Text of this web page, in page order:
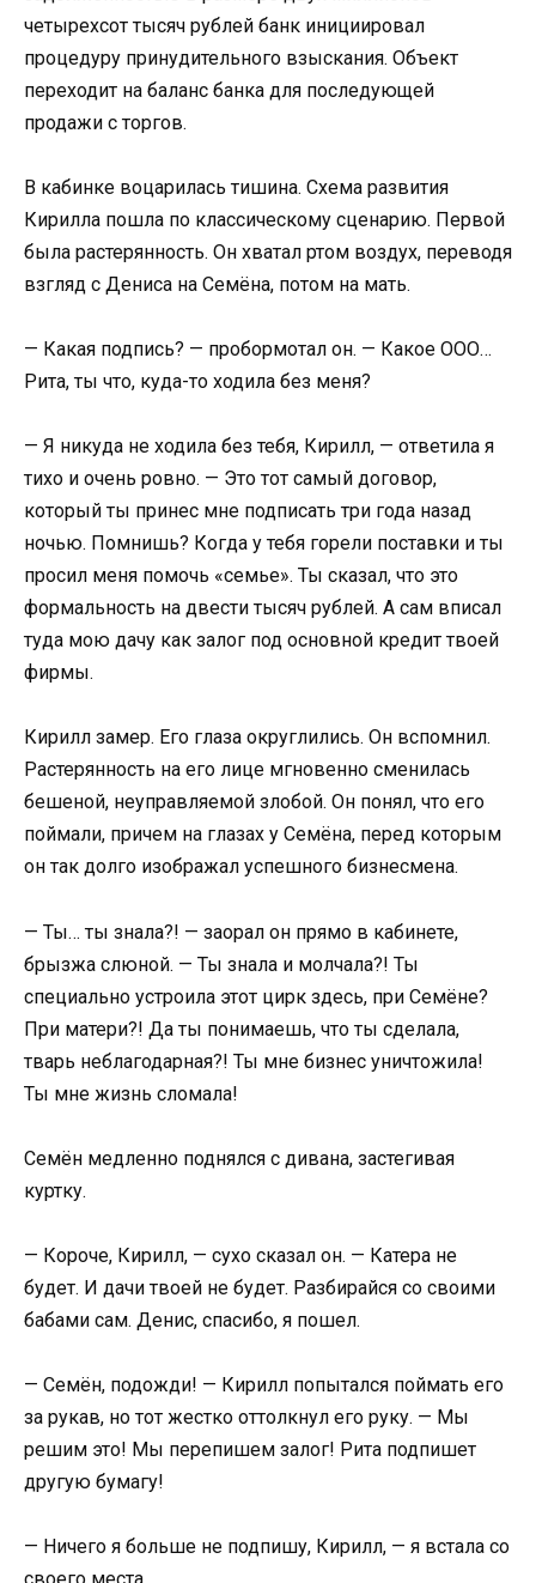
четырехсот тысяч рублей банк инициировал
процедуру принудительного взыскания. Объект
переходит на баланс банка для последующей
продажи с торгов.
В кабинке воцарилась тишина. Схема развития
Кирилла пошла по классическому сценарию. Первой
была растерянность. Он хватал ртом воздух, переводя
взгляд с Дениса на Семёна, потом на мать.
— Какая подпись? — пробормотал он. — Какое ООО…
Рита, ты что, куда-то ходила без меня?
— Я никуда не ходила без тебя, Кирилл, — ответила я
тихо и очень ровно. — Это тот самый договор,
который ты принес мне подписать три года назад
ночью. Помнишь? Когда у тебя горели поставки и ты
просил меня помочь «семье». Ты сказал, что это
формальность на двести тысяч рублей. А сам вписал
туда мою дачу как залог под основной кредит твоей
фирмы.
Кирилл замер. Его глаза округлились. Он вспомнил.
Растерянность на его лице мгновенно сменилась
бешеной, неуправляемой злобой. Он понял, что его
поймали, причем на глазах у Семёна, перед которым
он так долго изображал успешного бизнесмена.
— Ты… ты знала?! — заорал он прямо в кабинете,
брызжа слюной. — Ты знала и молчала?! Ты
специально устроила этот цирк здесь, при Семёне?
При матери?! Да ты понимаешь, что ты сделала,
тварь неблагодарная?! Ты мне бизнес уничтожила!
Ты мне жизнь сломала!
Семён медленно поднялся с дивана, застегивая
куртку.
— Короче, Кирилл, — сухо сказал он. — Катера не
будет. И дачи твоей не будет. Разбирайся со своими
бабами сам. Денис, спасибо, я пошел.
— Семён, подожди! — Кирилл попытался поймать его
за рукав, но тот жестко оттолкнул его руку. — Мы
решим это! Мы перепишем залог! Рита подпишет
другую бумагу!
— Ничего я больше не подпишу, Кирилл, — я встала со